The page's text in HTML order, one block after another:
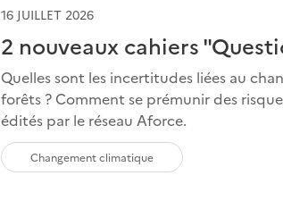
16 JUILLET 2026
2 nouveaux cahiers
Quelles sont les incertitudes liées au
forêts ? Comment se prémunir des
édités par le réseau Aforce.
Changement climatique